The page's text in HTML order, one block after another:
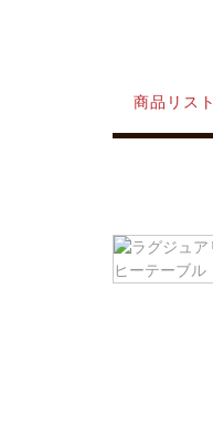
商品リスト